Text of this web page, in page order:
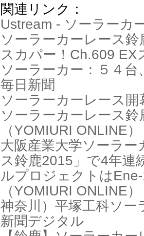
関連リンク：
Ustream - ソーラーカ
ソーラーカーレース
スカパー！Ch.609
ソーラーカー：５４
毎日新聞
ソーラーカーレース
ソーラーカーレース
（YOMIURI ONLINE）
大阪産業大学ソーラ
ス鈴鹿2015」で4年連
ルプロジェクトは
（YOMIURI ONLINE）
神奈川）平塚工科ソ
新聞デジタル